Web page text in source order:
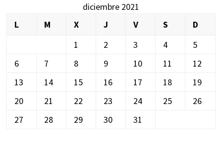
diciembre 2021
L
M X J V S
D
1
2 3 4
5
6
7 8 9 10 11
12
13
14 15 16 17 18
19
20
21 22 23 24 25
26
27
28 29 30 31